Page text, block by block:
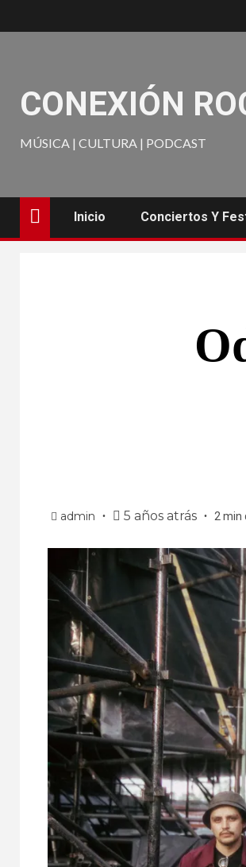
CONEXIÓN
MÚSICA | CULTURA | PODCAST
Inicio Conciertos Y
admin 5 años atrás 2 min